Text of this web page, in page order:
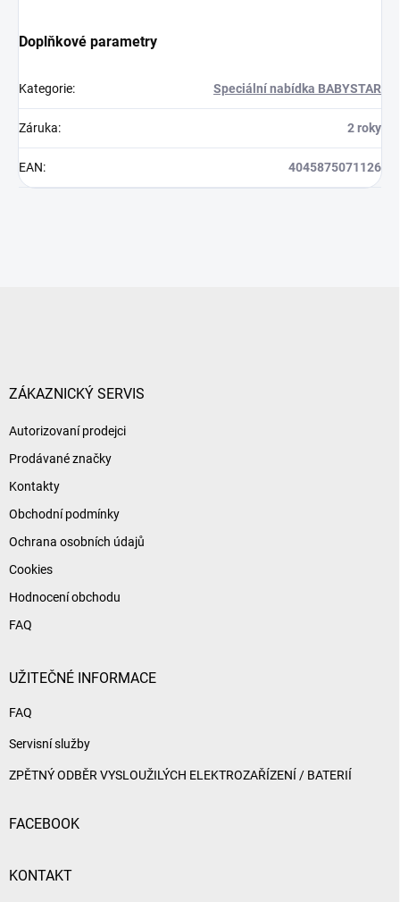
Doplňkové parametry
Kategorie: Speciální nabídka BABYSTAR
Záruka: 2 roky
EAN: 4045875071126
ZÁKAZNICKÝ SERVIS
Autorizovaní prodejci
Prodávané značky
Kontakty
Obchodní podmínky
Ochrana osobních údajů
Cookies
Hodnocení obchodu
FAQ
UŽITEČNÉ INFORMACE
FAQ
Servisní služby
ZPĚTNÝ ODBĚR VYSLOUŽILÝCH ELEKTROZAŘÍZENÍ / BATERIÍ
FACEBOOK
KONTAKT